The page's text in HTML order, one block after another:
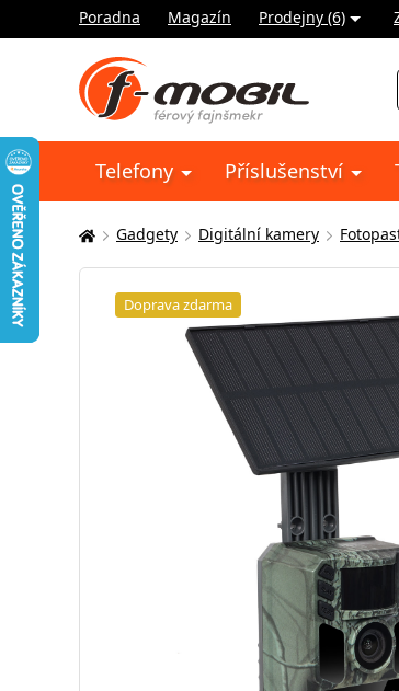
Poradna Magazín Prodejny (6)
Telefony Příslušenství
Zde
se
Gadgety Digitální kamery
Doprava zdarma